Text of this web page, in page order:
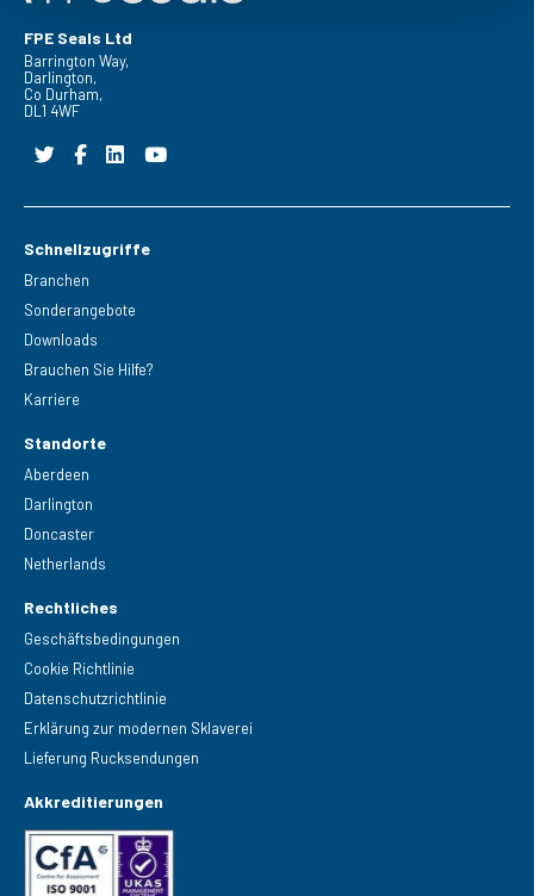
FPE Seals Ltd
Barrington Way,
Darlington,
Co Durham,
DL1 4WF
Schnellzugriffe
Branchen
Sonderangebote
Downloads
Brauchen Sie Hilfe?
Karriere
Standorte
Aberdeen
Darlington
Doncaster
Netherlands
Rechtliches
Geschäftsbedingungen
Cookie Richtlinie
Datenschutzrichtlinie
Erklärung zur modernen Sklaverei
Lieferung Rucksendungen
Akkreditierungen